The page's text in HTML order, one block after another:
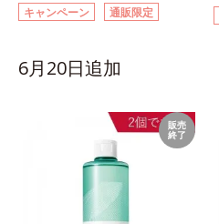
キャンペーン 通販限定
6月20日追加
販売
終了